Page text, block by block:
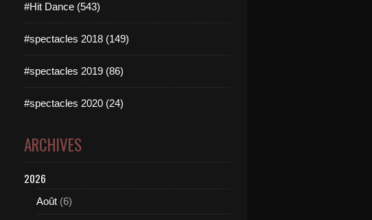
#Hit Dance (543)
#spectacles 2018 (149)
#spectacles 2019 (86)
#spectacles 2020 (24)
ARCHIVES
2026
Août (6)